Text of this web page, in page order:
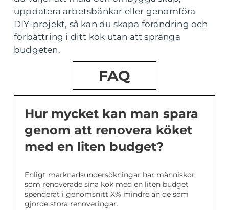
uppdatera arbetsbänkar eller genomföra
DIY-projekt, så kan du skapa förändring och
förbättring i ditt kök utan att spränga
budgeten.
FAQ
Hur mycket kan man spara
genom att renovera köket
med en liten budget?
Enligt marknadsundersökningar har människor
som renoverade sina kök med en liten budget
spenderat i genomsnitt X% mindre än de som
gjorde stora renoveringar.